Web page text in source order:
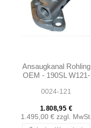
Ansaugkanal Rohling
OEM - 190SL W121-
0024-121
1.808,95 €
1.495,00 € zzgl. MwSt.